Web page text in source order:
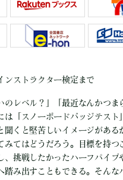
ンストラクター検定まで
のレベル？」「最近なんかつま
は「スノーボードバッジテスト
聞くと堅苦しいイメージがある
みてはどうだろう。目標を持つ
、挑戦したかったハーフパイプ
踏み出すこともできる。そんな